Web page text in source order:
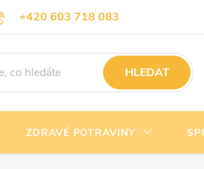
+420 603 718 083
info@nejlevnejsivyziva.cz
a platba Kontakty
HLEDAT
ZDRAVÉ POTRAVINY